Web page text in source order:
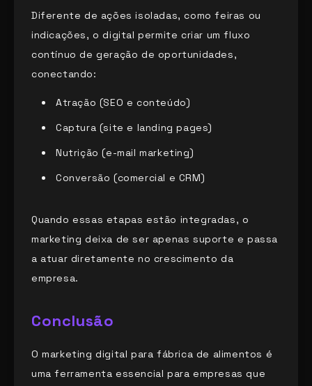
Diferente de ações isoladas, como feiras ou
indicações, o digital permite criar um fluxo
contínuo de geração de oportunidades,
conectando:
Atração (SEO e conteúdo)
Captura (site e landing pages)
Nutrição (e-mail marketing)
Conversão (comercial e CRM)
Quando essas etapas estão integradas, o
marketing deixa de ser apenas suporte e passa
a atuar diretamente no crescimento da
empresa.
Conclusão
O marketing digital para fábrica de alimentos é
uma ferramenta essencial para empresas que